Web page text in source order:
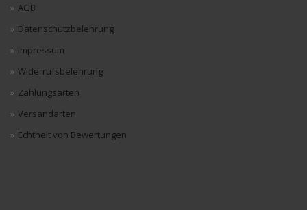
AGB
Datenschutzbelehrung
Impressum
Widerrufsbelehrung
Zahlungsarten
Versandarten
Echtheit von Bewertungen